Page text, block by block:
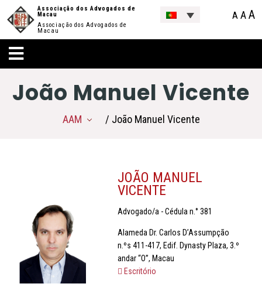
Associação dos Advogados de
Macau
Associação dos Advogados de
Macau
A AA
João Manuel Vicente
AAM / João Manuel Vicente
JOÃO MANUEL
VICENTE
Advogado/a - Cédula n.° 381
Alameda Dr. Carlos D’Assumpção
n.ºs 411-417, Edif. Dynasty Plaza, 3.º
andar “O”, Macau
Escritório